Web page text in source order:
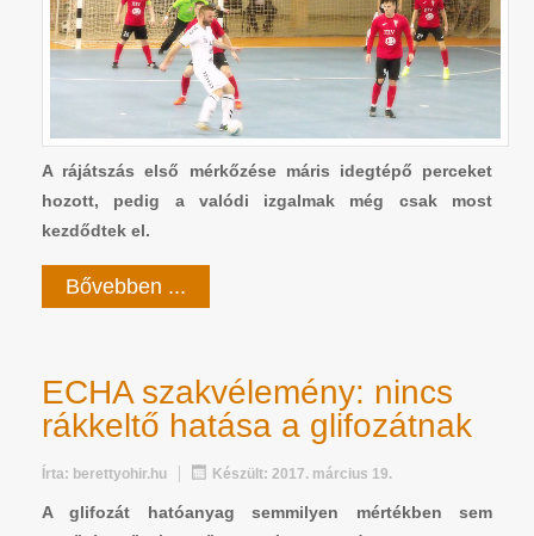
A rájátszás első mérkőzése máris idegtépő perceket
hozott, pedig a valódi izgalmak még csak most
kezdődtek el.
Bővebben ...
ECHA szakvélemény: nincs
rákkeltő hatása a glifozátnak
Írta: berettyohir.hu Készült: 2017. március 19.
A glifozát hatóanyag semmilyen mértékben sem